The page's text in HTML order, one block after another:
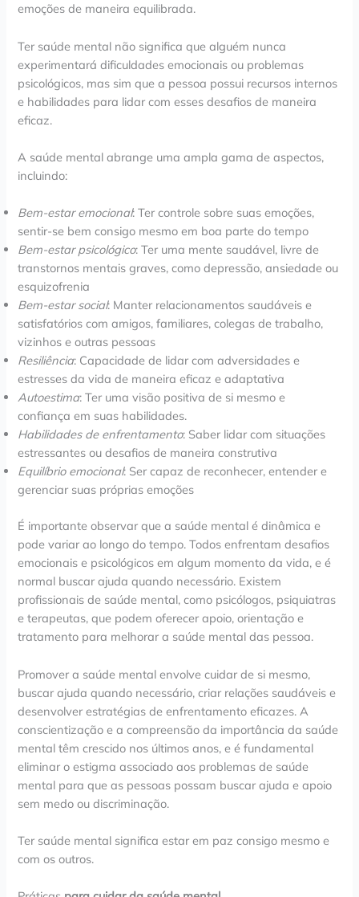
emoções de maneira equilibrada.
Ter saúde mental não significa que alguém nunca
experimentará dificuldades emocionais ou problemas
psicológicos, mas sim que a pessoa possui recursos internos
e habilidades para lidar com esses desafios de maneira
eficaz.
A saúde mental abrange uma ampla gama de aspectos,
incluindo:
Bem-estar emocional: Ter controle sobre suas emoções,
sentir-se bem consigo mesmo em boa parte do tempo
Bem-estar psicológico: Ter uma mente saudável, livre de
transtornos mentais graves, como depressão, ansiedade ou
esquizofrenia
Bem-estar social: Manter relacionamentos saudáveis e
satisfatórios com amigos, familiares, colegas de trabalho,
vizinhos e outras pessoas
Resiliência: Capacidade de lidar com adversidades e
estresses da vida de maneira eficaz e adaptativa
Autoestima: Ter uma visão positiva de si mesmo e
confiança em suas habilidades.
Habilidades de enfrentamento: Saber lidar com situações
estressantes ou desafios de maneira construtiva
Equilíbrio emocional: Ser capaz de reconhecer, entender e
gerenciar suas próprias emoções
É importante observar que a saúde mental é dinâmica e
pode variar ao longo do tempo. Todos enfrentam desafios
emocionais e psicológicos em algum momento da vida, e é
normal buscar ajuda quando necessário. Existem
profissionais de saúde mental, como psicólogos, psiquiatras
e terapeutas, que podem oferecer apoio, orientação e
tratamento para melhorar a saúde mental das pessoa.
Promover a saúde mental envolve cuidar de si mesmo,
buscar ajuda quando necessário, criar relações saudáveis e
desenvolver estratégias de enfrentamento eficazes. A
conscientização e a compreensão da importância da saúde
mental têm crescido nos últimos anos, e é fundamental
eliminar o estigma associado aos problemas de saúde
mental para que as pessoas possam buscar ajuda e apoio
sem medo ou discriminação.
Ter saúde mental significa estar em paz consigo mesmo e
com os outros.